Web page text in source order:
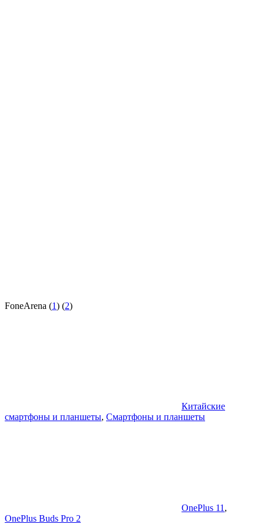
FoneArena (1) (2)
Китайские
смартфоны и планшеты, Смартфоны и планшеты
OnePlus 11 ,
OnePlus Buds Pro 2